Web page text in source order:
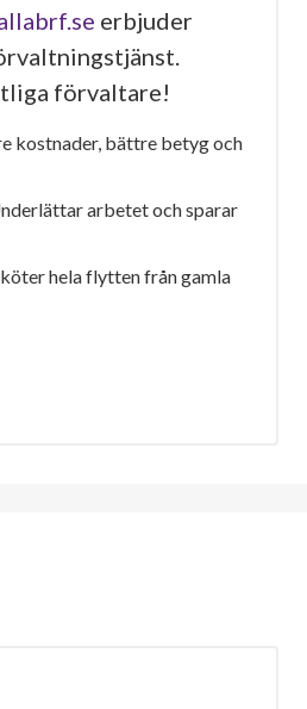
erbjuder
förvaltare!
kostnader, bättre betyg och
arbetet och sparar
hela flytten från gamla